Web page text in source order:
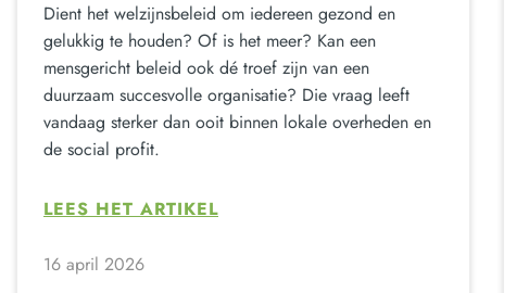
Dient het welzijnsbeleid om iedereen gezond en
gelukkig te houden? Of is het meer? Kan een
mensgericht beleid ook dé troef zijn van een
duurzaam succesvolle organisatie? Die vraag leeft
vandaag sterker dan ooit binnen lokale overheden en
de social profit.
LEES HET ARTIKEL
16 april 2026